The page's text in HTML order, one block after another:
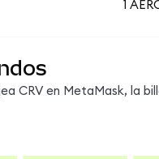
1
CRV en MetaMask, la